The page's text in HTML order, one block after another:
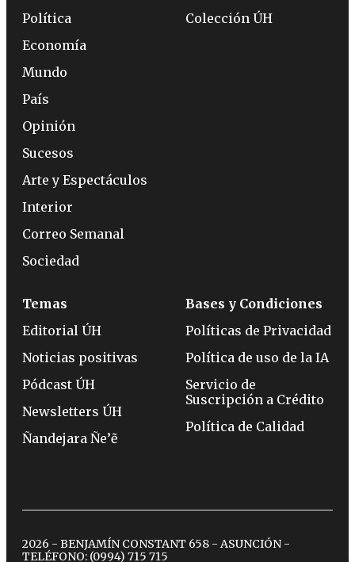
Política
Economía
Mundo
País
Opinión
Sucesos
Arte y Espectáculos
Interior
Correo Semanal
Sociedad
Colección ÚH
Temas
Editorial ÚH
Noticias positivas
Pódcast ÚH
Newsletters ÚH
Ñandejara Ñe’ẽ
Bases y Condiciones
Políticas de Privacidad
Política de uso de la IA
Servicio de
Suscripción a Crédito
Política de Calidad
2026 - BENJAMÍN CONSTANT 658 - ASUNCIÓN -
TELÉFONO: (0994) 715 715